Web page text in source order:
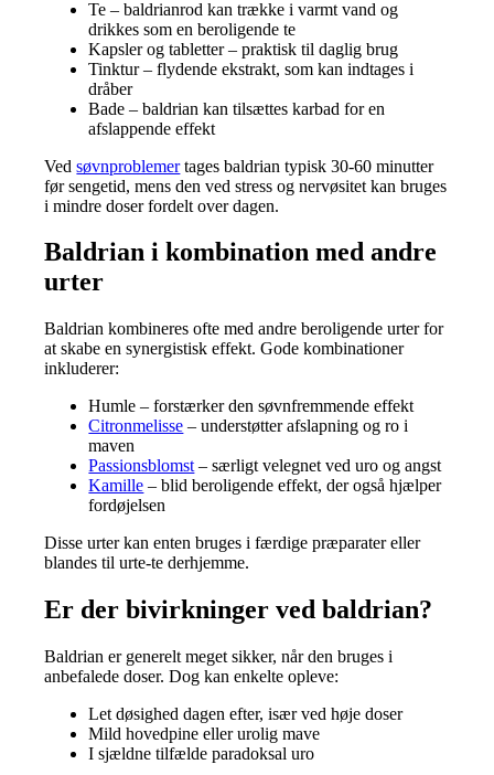
Te – baldrianrod kan trække i varmt vand og
drikkes som en beroligende te
Kapsler og tabletter – praktisk til daglig brug
Tinktur – flydende ekstrakt, som kan indtages i
dråber
Bade – baldrian kan tilsættes karbad for en
afslappende effekt
Vedsøvnproblemertages baldrian typisk 30-60 minutter
før sengetid, mens den ved stress og nervøsitet kan bruges
i mindre doser fordelt over dagen.
Baldrian i kombination med andre
urter
Baldrian kombineres ofte med andre beroligende urter for
at skabe en synergistisk effekt. Gode kombinationer
inkluderer:
Humle – forstærker den søvnfremmende effekt
Citronmelisse – understøtter afslapning og ro i
maven
Passionsblomst – særligt velegnet ved uro og angst
Kamille – blid beroligende effekt, der også hjælper
fordøjelsen
Disse urter kan enten bruges i færdige præparater eller
blandes til urte-te derhjemme.
Er der bivirkninger ved baldrian?
Baldrian er generelt meget sikker, når den bruges i
anbefalede doser. Dog kan enkelte opleve:
Let døsighed dagen efter, især ved høje doser
Mild hovedpine eller urolig mave
I sjældne tilfælde paradoksal uro